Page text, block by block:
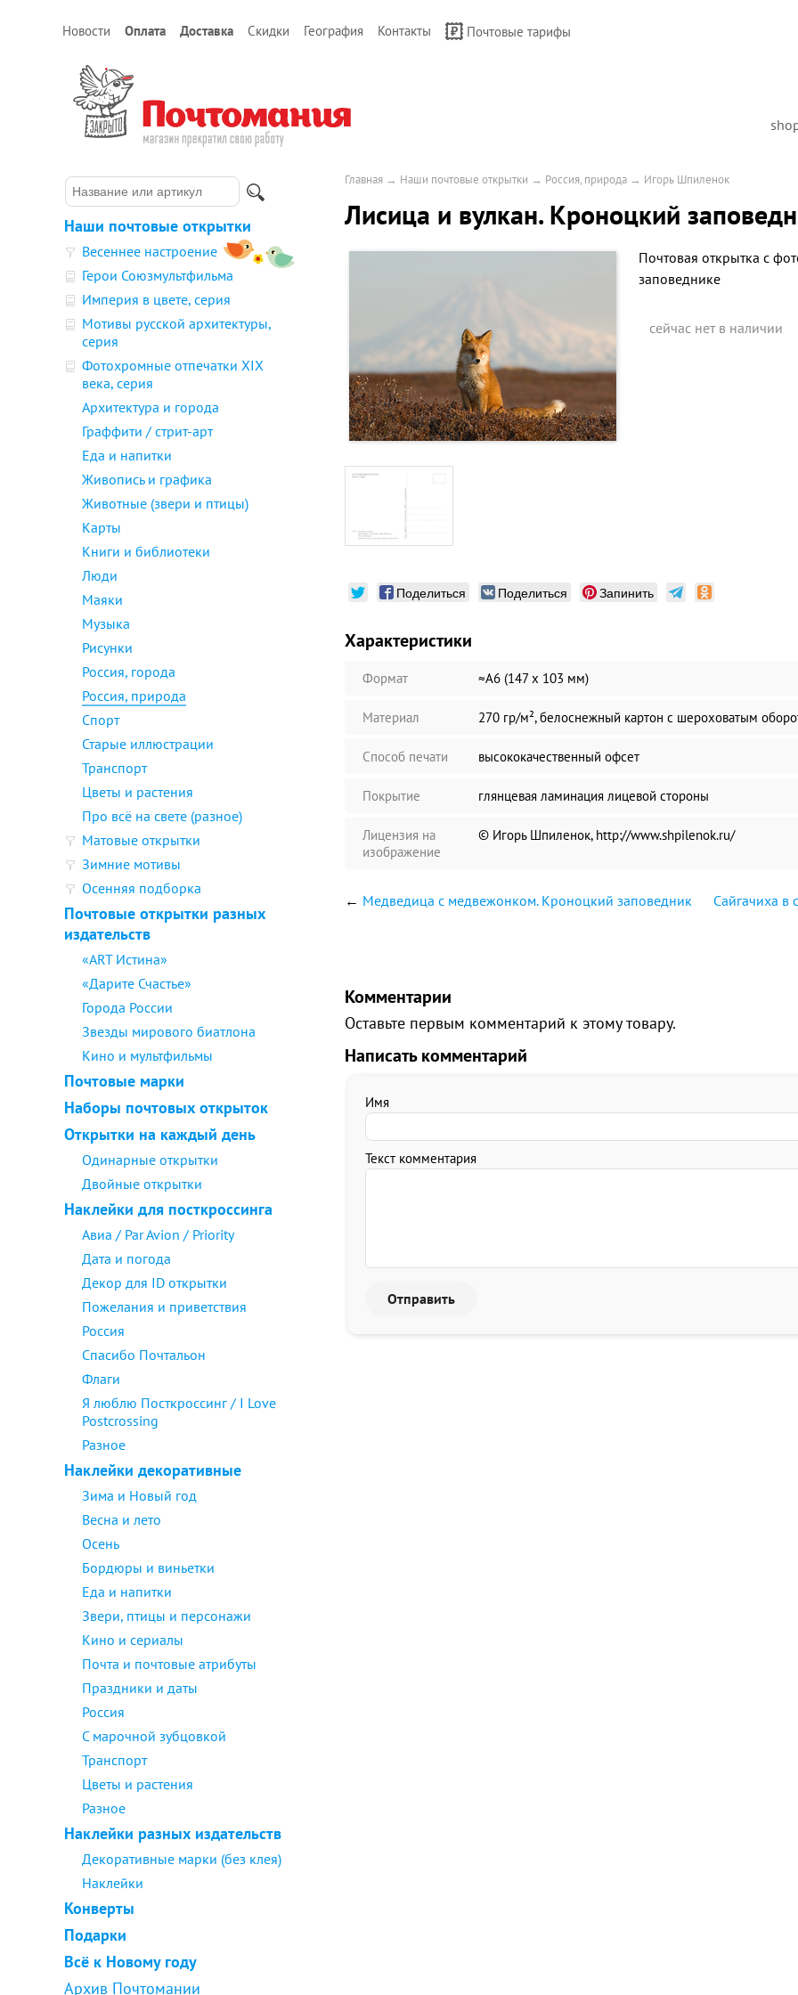
Новости Оплата Доставка Скидки География Контакты Почтовые тарифы
Наши почтовые открытки
Весеннее настроение
Герои Союзмультфильма
Империя в цвете, серия
Мотивы русской архитектуры,
серия
Фотохромные отпечатки XIX
века, серия
Архитектура и города
Граффити / стрит-арт
Еда и напитки
Живопись и графика
Животные (звери и птицы)
Карты
Книги и библиотеки
Люди
Маяки
Музыка
Рисунки
Россия, города
Россия, природа
Спорт
Старые иллюстрации
Транспорт
Цветы и растения
Про всё на свете (разное)
Матовые открытки
Зимние мотивы
Осенняя подборка
Почтовые открытки разных
издательств
«ART Истина»
«Дарите Счастье»
Города России
Звезды мирового биатлона
Кино и мультфильмы
Почтовые марки
Наборы почтовых открыток
Открытки на каждый день
Одинарные открытки
Двойные открытки
Наклейки для посткроссинга
Авиа / Par Avion / Priority
Дата и погода
Декор для ID открытки
Пожелания и приветствия
Россия
Спасибо Почтальон
Флаги
Я люблю Посткроссинг / I Love
Postcrossing
Разное
Наклейки декоративные
Зима и Новый год
Весна и лето
Осень
Бордюры и виньетки
Еда и напитки
Звери, птицы и персонажи
Кино и сериалы
Почта и почтовые атрибуты
Праздники и даты
Россия
С марочной зубцовкой
Транспорт
Цветы и растения
Разное
Наклейки разных издательств
Декоративные марки (без клея)
Наклейки
Конверты
Подарки
Всё к Новому году
Архив Почтомании
Главная → Наши почтовые открытки → Россия, природа → Игорь Шпиленок
Лисица и вулкан. Кроноцкий
Почтовая открытка с
заповеднике
сейчас нет в наличии
Поделиться Поделиться Запинить
Характеристики
Формат ≈А6 (147 х 103 мм)
Материал 270 гр/м², белоснежный картон с шероховатым
Способ печати высококачественный офсет
Покрытие глянцевая ламинация лицевой стороны
Лицензия на
изображение
© Игорь Шпиленок, http://www.shpilenok.ru/
← Медведица с медвежонком. Кроноцкий заповедник Сайгачиха в
Комментарии
Оставьте первым комментарий к этому товару.
Написать комментарий
Имя
Текст комментария